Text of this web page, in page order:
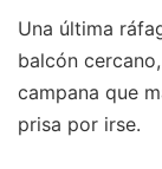
Una última
balcón
campana que
prisa por irse.